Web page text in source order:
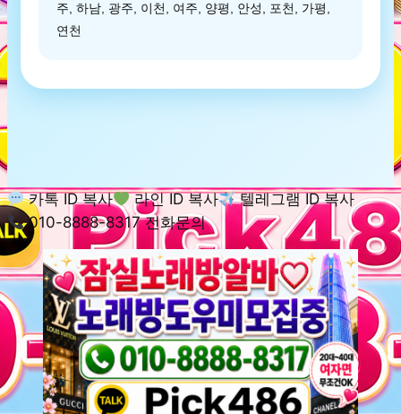
주, 하남, 광주, 이천, 여주, 양평, 안성, 포천, 가평,
연천
카톡 ID 복사 라인 ID 복사
텔레그램 ID 복사
010-8888-8317 전화문의